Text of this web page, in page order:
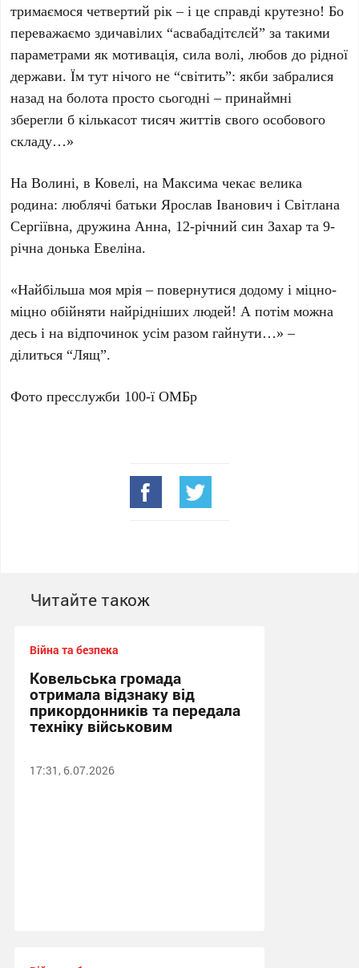
тримаємося четвертий рік – і це справді крутезно! Бо
переважаємо здичавілих “асвабадітєлєй” за такими
параметрами як мотивація, сила волі, любов до рідної
держави. Їм тут нічого не “світить”: якби забралися
назад на болота просто сьогодні – принаймні
зберегли б кількасот тисяч життів свого особового
складу…»
На Волині, в Ковелі, на Максима чекає велика
родина: люблячі батьки Ярослав Іванович і Світлана
Сергіївна, дружина Анна, 12-річний син Захар та 9-
річна донька Евеліна.
«Найбільша моя мрія – повернутися додому і міцно-
міцно обійняти найрідніших людей! А потім можна
десь і на відпочинок усім разом гайнути…» –
ділиться “Лящ”.
Фото пресслужби 100-ї ОМБр
Читайте також
Війна та безпека
Ковельська громада
отримала відзнаку від
прикордонників та передала
техніку військовим
17:31, 6.07.2026